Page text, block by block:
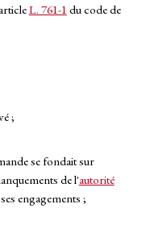
L. 761-1 du code de
;
se fondait sur
de l'autorité
engagements ;